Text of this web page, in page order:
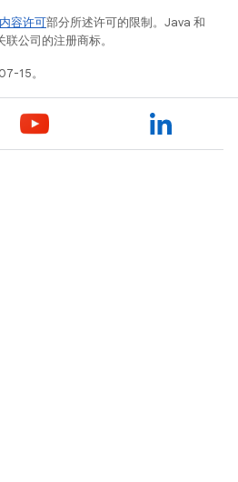
内容许可部分所述许可的限制。Java 和
公司的注册商标。
15。